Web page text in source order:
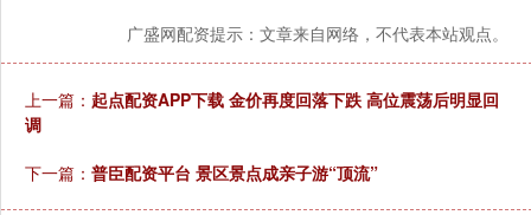
广盛网配资提示：文章来自网络，不代表本站观点。
上一篇： 起点配资APP下载 金价再度回落下跌 高位震荡后明显回
调
下一篇： 普臣配资平台 景区景点成亲子游“顶流”